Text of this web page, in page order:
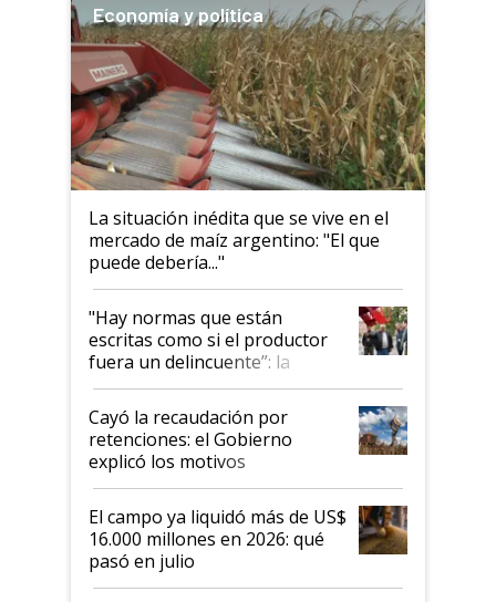
Economía y política
La situación inédita que se vive en el
mercado de maíz argentino: "El que
puede debería..."
"Hay normas que están
escritas como si el productor
fuera un delincuente”: la
desregulación llegó al
Congreso Aapresid y hasta se
habló del financiamiento al
IPCVA
Cayó la recaudación por
retenciones: el Gobierno
explicó los motivos
El campo ya liquidó más de US$
16.000 millones en 2026: qué
pasó en julio